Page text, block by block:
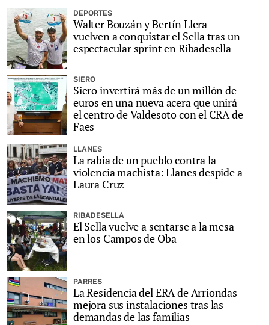
DEPORTES
Walter Bouzán y Bertín Llera
vuelven a conquistar el Sella tras un
espectacular sprint en Ribadesella
SIERO
Siero invertirá más de un millón de
euros en una nueva acera que unirá
el centro de Valdesoto con el CRA de
Faes
LLANES
La rabia de un pueblo contra la
violencia machista: Llanes despide a
Laura Cruz
RIBADESELLA
El Sella vuelve a sentarse a la mesa
en los Campos de Oba
PARRES
La Residencia del ERA de Arriondas
mejora sus instalaciones tras las
demandas de las familias